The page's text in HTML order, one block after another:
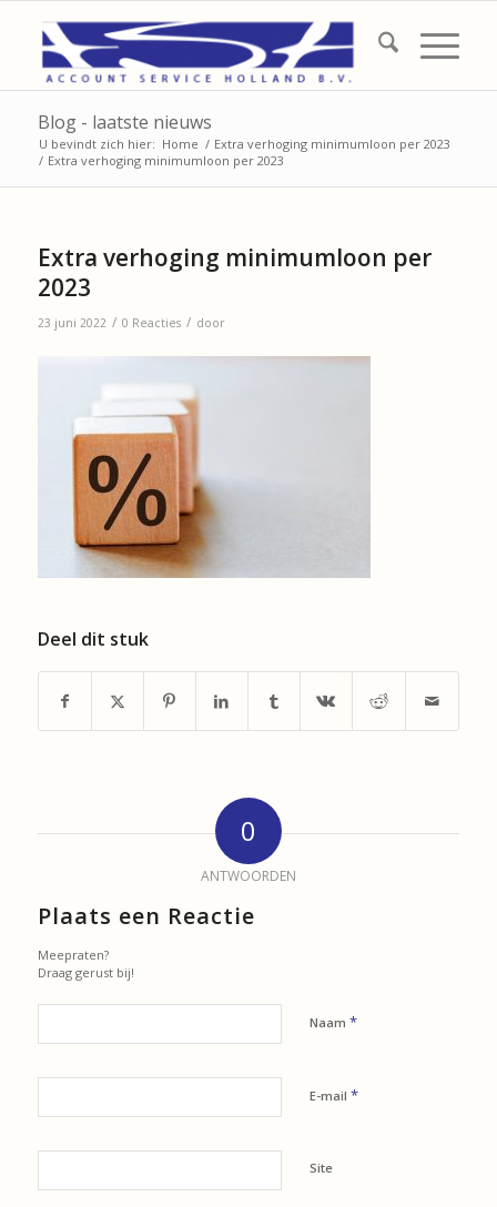
Blog - laatste nieuws
U bevindt zich hier: Home / Extra verhoging minimumloon per 2023
/ Extra verhoging minimumloon per 2023
Extra verhoging minimumloon per
2023
23 juni 2022 / 0 Reacties / door
Deel dit stuk
0
ANTWOORDEN
Plaats een Reactie
Meepraten?
Draag gerust bij!
Naam *
E-mail *
Site